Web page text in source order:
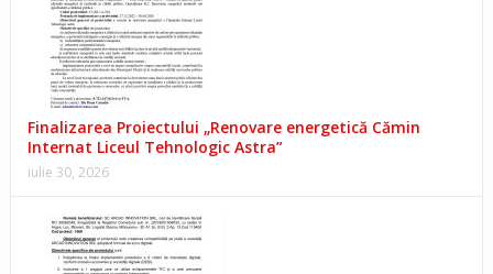
Finalizarea Proiectului „Renovare energetică Cămin
Internat Liceul Tehnologic Astra”
iulie 30, 2026